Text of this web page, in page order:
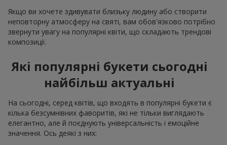
Якщо ви хочете здивувати близьку людину або створити
неповторну атмосферу на святі, вам обов'язково потрібно
звернути увагу на популярні квіти, що складають трендові
композиції.
Які популярні букети сьогодні
найбільш актуальні
На сьогодні, серед квітів, що входять в популярні букети є
кілька безсумнівних фаворитів, які не тільки виглядають
елегантно, але й поєднують універсальність і емоційне
значення. Ось деякі з них: